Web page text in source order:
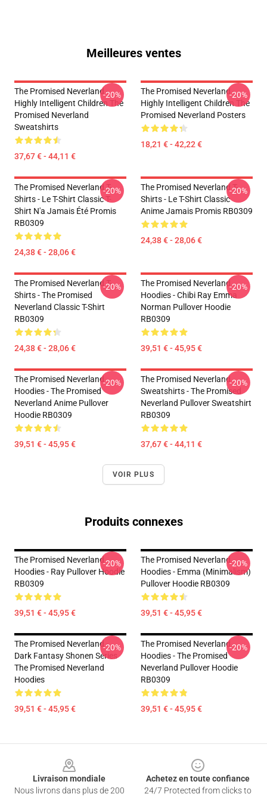
Meilleures ventes
The Promised Neverland -
Highly Intelligent Children The
Promised Neverland
Sweatshirts
37,67 € - 44,11 €
-20%
The Promised Neverland -
Highly Intelligent Children The
Promised Neverland Posters
18,21 € - 42,22 €
-20%
The Promised Neverland T-
Shirts - Le T-Shirt Classic T-
Shirt N'a Jamais Été Promis
RB0309
24,38 € - 28,06 €
-20%
The Promised Neverland T-
Shirts - Le T-Shirt Classic
Anime Jamais Promis RB0309
24,38 € - 28,06 €
-20%
The Promised Neverland T-
Shirts - The Promised
Neverland Classic T-Shirt
RB0309
24,38 € - 28,06 €
-20%
The Promised Neverland
Hoodies - Chibi Ray Emma
Norman Pullover Hoodie
RB0309
39,51 € - 45,95 €
-20%
The Promised Neverland
Hoodies - The Promised
Neverland Anime Pullover
Hoodie RB0309
39,51 € - 45,95 €
-20%
The Promised Neverland
Sweatshirts - The Promised
Neverland Pullover Sweatshirt
RB0309
37,67 € - 44,11 €
-20%
VOIR PLUS
Produits connexes
The Promised Neverland
Hoodies - Ray Pullover Hoodie
RB0309
39,51 € - 45,95 €
-20%
The Promised Neverland
Hoodies - Emma (Minimalism)
Pullover Hoodie RB0309
39,51 € - 45,95 €
-20%
The Promised Neverland -
Dark Fantasy Shonen Series
The Promised Neverland
Hoodies
39,51 € - 45,95 €
-20%
The Promised Neverland
Hoodies - The Promised
Neverland Pullover Hoodie
RB0309
39,51 € - 45,95 €
-20%
Livraison mondiale
Nous livrons dans plus de 200
Achetez en toute confiance
24/7 Protected from clicks to